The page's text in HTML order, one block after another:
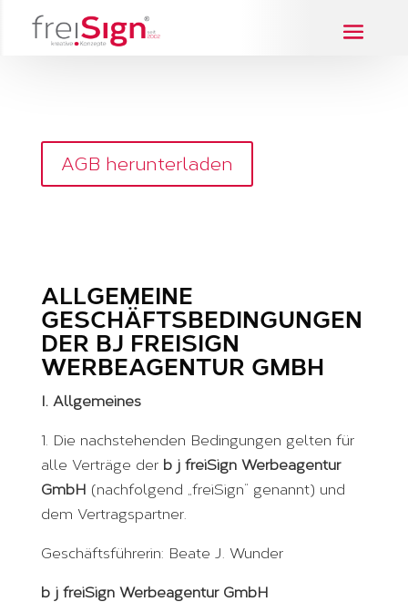
AGB herunterladen
ALLGEMEINE
GESCHÄFTSBEDINGUNGEN
DER BJ FREISIGN
WERBEAGENTUR GMBH
I. Allgemeines
1. Die nachstehenden Bedingungen gelten für
alle Verträge der b j freiSign Werbeagentur
GmbH (nachfolgend „freiSign“ genannt) und
dem Vertragspartner.
Geschäftsführerin: Beate J. Wunder
b j freiSign Werbeagentur GmbH